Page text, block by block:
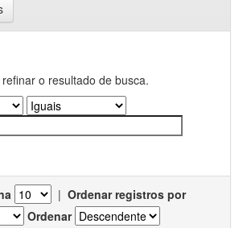
o resultado de busca.
| Ordenar registros por
Ordenar